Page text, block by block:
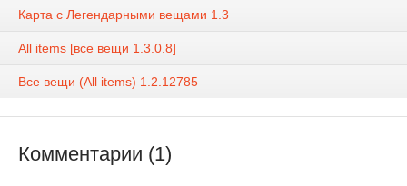
Карта с Легендарными вещами 1.3
All items [все вещи 1.3.0.8]
Все вещи (All items) 1.2.12785
Комментарии (1)